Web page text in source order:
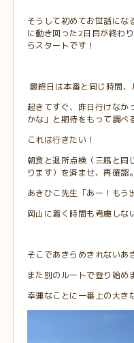
そうして初めてお世話にな
に動き回った2日目が終わ
らスタートです！
最終日は本番と同じ時間、
起きてすぐ、昨日行けなか
かな」と期待をもって調べ
これは行きたい！
朝食と退所点検（三瓶と同
ります）を済ませ、再確認。
あきひこ先生「あー！もう
岡山に着く時間も考慮しな
そこであきらめきれないあ
また別のルートで登り始め
幸運なことに一番上の大き